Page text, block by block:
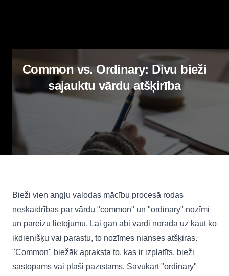
Common vs. Ordinary: Divu bieži
sajauktu vārdu atšķirība
Bieži vien angļu valodas mācību procesā rodas
neskaidrības par vārdu "common" un "ordinary" nozīmi
un pareizu lietojumu. Lai gan abi vārdi norāda uz kaut ko
ikdienišķu vai parastu, to nozīmes nianses atšķiras.
"Common" biežāk apraksta to, kas ir izplatīts, bieži
sastopams vai plaši pazīstams. Savukārt "ordinary"